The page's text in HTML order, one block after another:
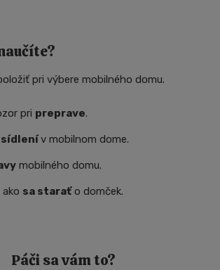
pri výbere mobilného domu.
pri preprave.
v mobilnom dome.
mobilného domu.
sa staraťo domček.
Páči sa vám to?